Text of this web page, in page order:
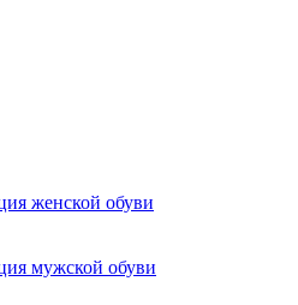
женской обуви
мужской обуви